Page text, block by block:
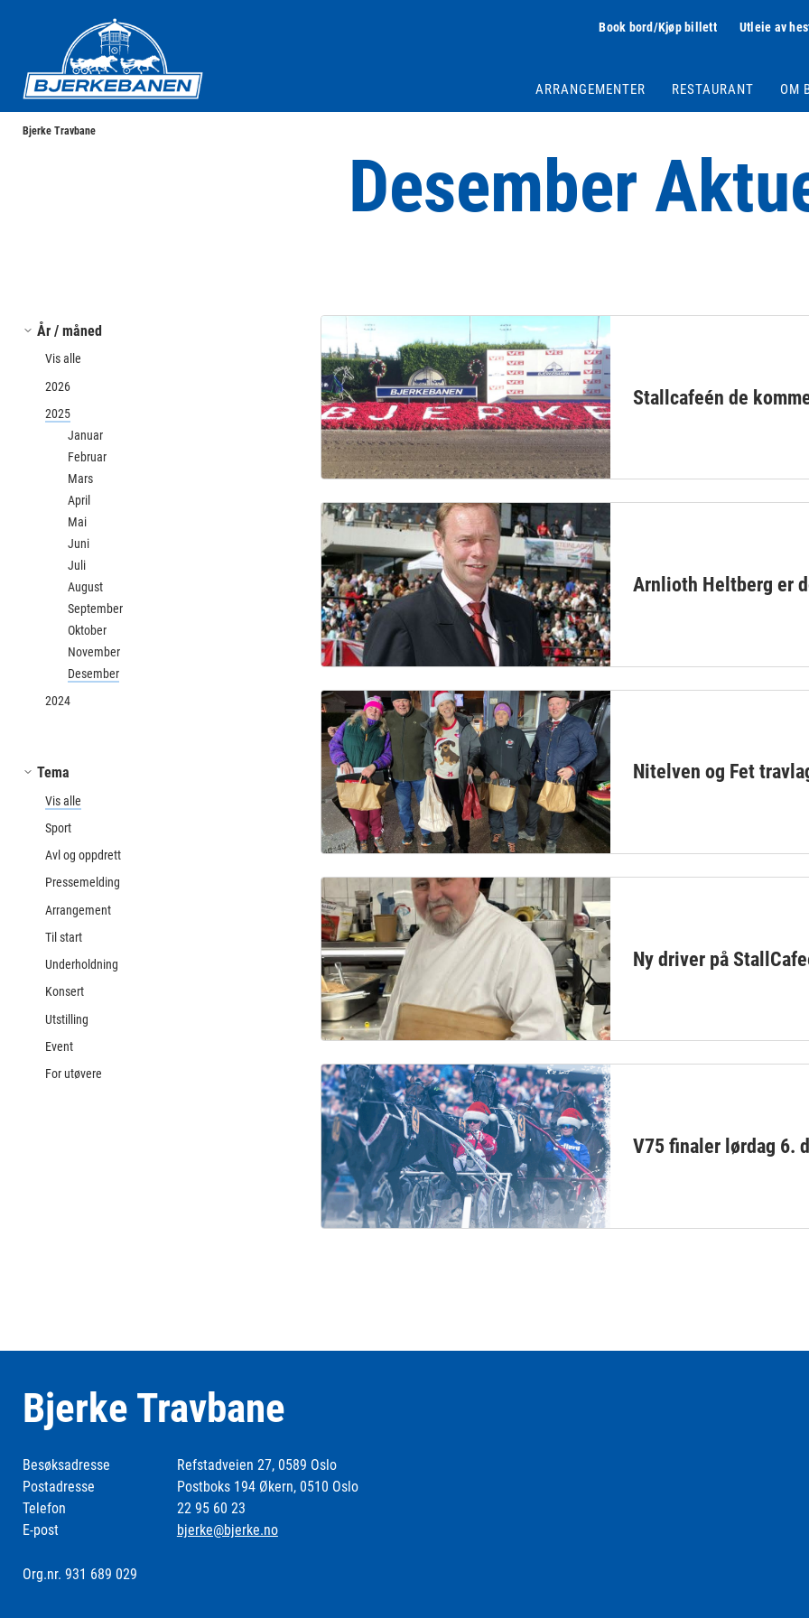
Book bord/Kjøp billett Utleie av
ARRANGEMENTER RESTAURANT OM
Bjerke Travbane
Desember
År / måned
Vis alle
2026
2025
Januar
Februar
Mars
April
Mai
Juni
Juli
August
September
Oktober
November
Desember
2024
Tema
Vis alle
Sport
Avl og oppdrett
Pressemelding
Arrangement
Til start
Underholdning
Konsert
Utstilling
Event
For utøvere
Stallcafeén de
Arnlioth Heltberg er
Nitelven og Fet
Ny driver på
V75 finaler lørdag 6.
Bjerke Travbane
Besøksadresse
Refstadveien 27, 0589 Oslo
Postadresse
Postboks 194 Økern, 0510 Oslo
Telefon
22 95 60 23
E-post
bjerke@bjerke.no
Org.nr. 931 689 029